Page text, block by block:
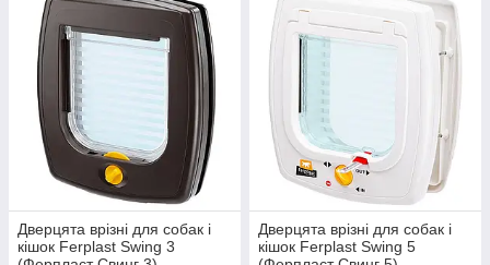
Дверцята врізні для собак і
кішок Ferplast Swing 3
Дверцята врізні для собак і
кішок Ferplast Swing 5